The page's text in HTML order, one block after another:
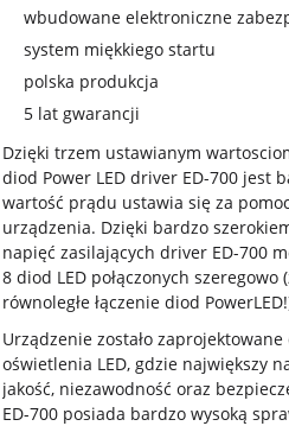
wbudowane elektroniczne
system miękkiego startu
polska produkcja
5 lat gwarancji
Dzięki trzem ustawianym
diod Power LED driver ED-700 jest
wartość prądu ustawia się za
urządzenia. Dzięki bardzo
napięć zasilających driver ED-700
8 diod LED połączonych
równoległe łączenie diod
Urządzenie zostało
oświetlenia LED, gdzie największy
jakość, niezawodność oraz
ED-700 posiada bardzo wysoką